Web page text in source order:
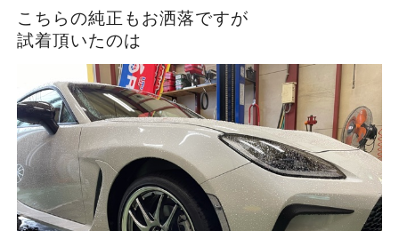
こちらの純正もお洒落ですが
試着頂いたのは